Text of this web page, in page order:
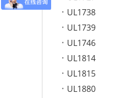
UL1738
UL1739
UL1746
UL1814
UL1815
UL1880